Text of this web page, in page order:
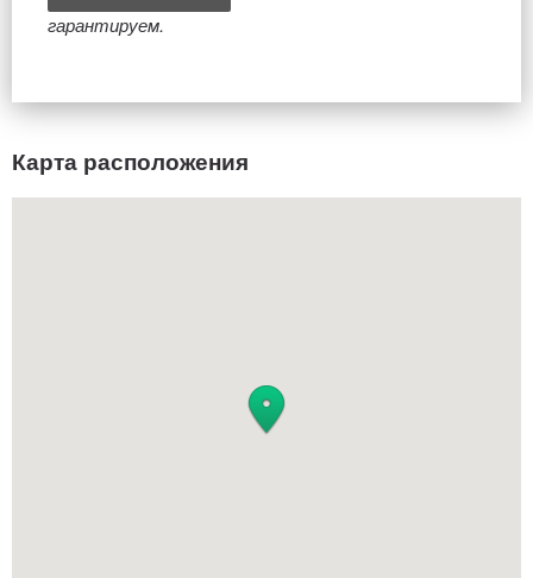
гарантируем.
Карта расположения